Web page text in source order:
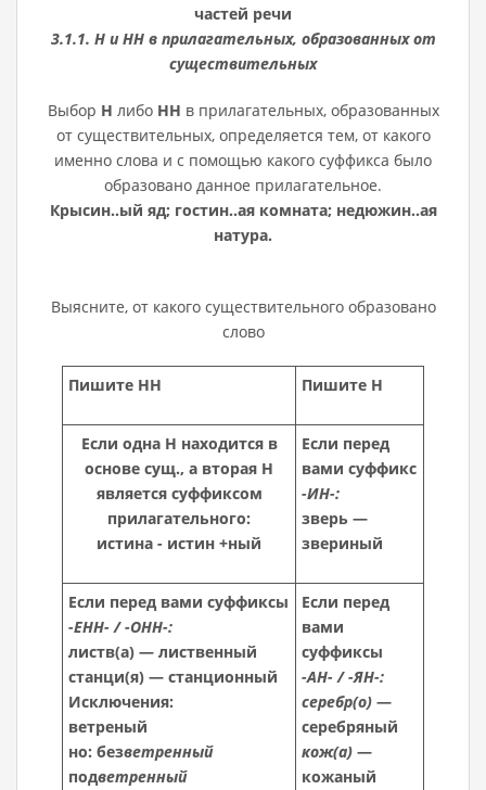
частей речи
3.1.1. Н и НН в прилагательных, образованных от
существительных
Выбор Н либо НН в прилагательных, образованных
от существительных, определяется тем, от какого
именно слова и с помощью какого суффикса было
образовано данное прилагательное.
Крысин..ый яд; гостин..ая комната; недюжин..ая
натура.
Выясните, от какого существительного образовано
слово
Пишите НН Пишите Н
Если одна Н находится в
основе сущ., а вторая Н
является суффиксом
прилагательного:
истина - истин +ный
Если перед
вами суффикс
-ИН-:
зверь —
звериный
Если перед вами суффиксы
-ЕНН- / -ОНН-:
листв(а) — лиственный
станци(я) — станционный
Исключения:
ветреный
но: безветренный
подветренный
Если перед
вами
суффиксы
-АН- / -ЯН-:
серебр(о) —
серебряный
кож(а) —
кожаный